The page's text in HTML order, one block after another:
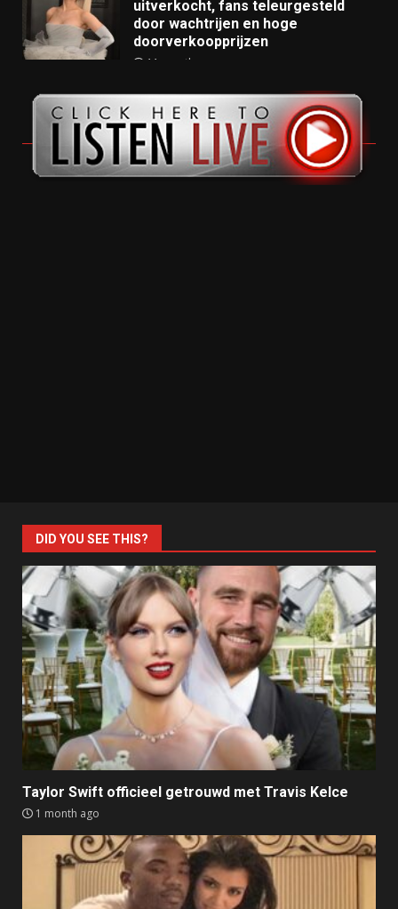
uitverkocht, fans teleurgesteld
door wachtrijen en hoge
doorverkoopprijzen
11 months ago
DID YOU SEE THIS?
Taylor Swift officieel getrouwd met Travis Kelce
1 month ago